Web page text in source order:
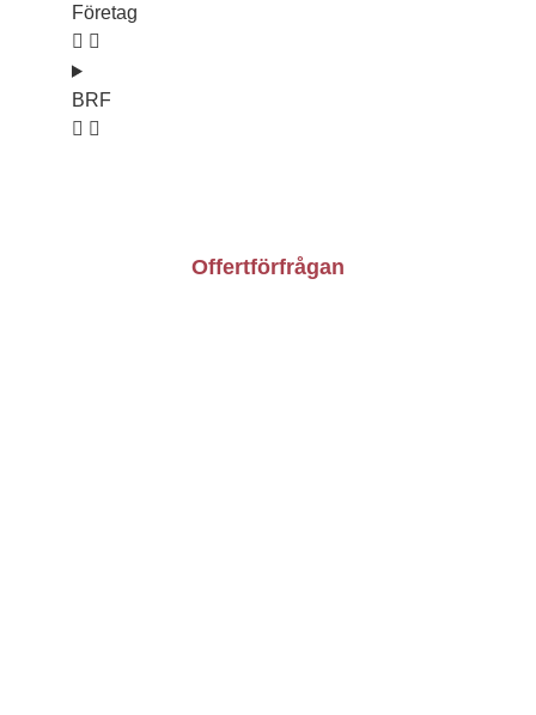
Företag
BRF
Offertförfrågan